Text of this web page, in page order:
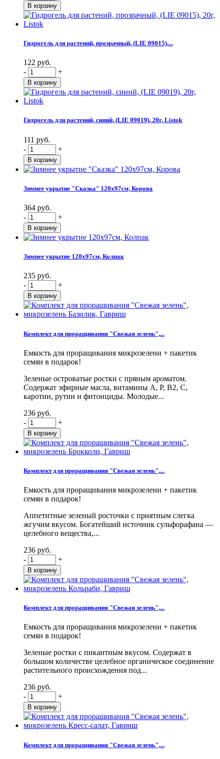
Гидрогель для растений, прозрачный, (LIE 09015),...
122 руб.
-
+
Гидрогель для растений, синий, (LIE 09019), 20г, Listok
111 руб.
-
+
Зимнее укрытие "Сказка" 120х97см, Корова
364 руб.
-
+
Зимнее укрытие 120х97см, Колпак
235 руб.
-
+
Комплект для проращивания "Свежая зелень",...
Емкость для проращивания микрозелени + пакетик
семян в подарок!
Зеленые островатые ростки с пряным ароматом.
Содержат эфирные масла, витамины А, Р, В2, С,
каротин, рутин и фитонциды. Молодые...
236 руб.
-
+
Комплект для проращивания "Свежая зелень",...
Емкость для проращивания микрозелени + пакетик
семян в подарок!
Аппетитные зеленый росточки с приятным слегка
жгучим вкусом. Богатейший источник сульфорафана —
целебного вещества,...
236 руб.
-
+
Комплект для проращивания "Свежая зелень",...
Емкость для проращивания микрозелени + пакетик
семян в подарок!
Зеленые ростки с пикантным вкусом. Содержат в
большом количестве целебное органическое соединение
растительного происхождения под...
236 руб.
-
+
Комплект для проращивания "Свежая зелень",...